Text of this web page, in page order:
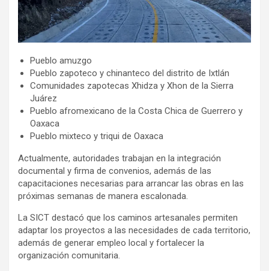
Pueblo amuzgo
Pueblo zapoteco y chinanteco del distrito de Ixtlán
Comunidades zapotecas Xhidza y Xhon de la Sierra
Juárez
Pueblo afromexicano de la Costa Chica de Guerrero y
Oaxaca
Pueblo mixteco y triqui de Oaxaca
Actualmente, autoridades trabajan en la integración
documental y firma de convenios, además de las
capacitaciones necesarias para arrancar las obras en las
próximas semanas de manera escalonada.
La SICT destacó que los caminos artesanales permiten
adaptar los proyectos a las necesidades de cada territorio,
además de generar empleo local y fortalecer la
organización comunitaria.